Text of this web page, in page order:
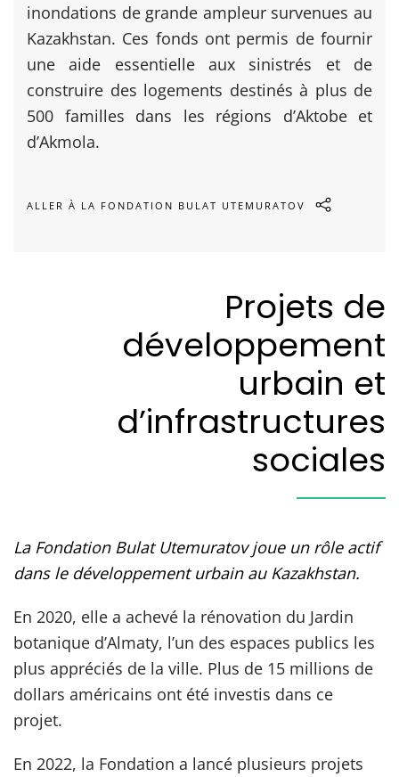
inondations de grande ampleur survenues au
Kazakhstan. Ces fonds ont permis de fournir
une aide essentielle aux sinistrés et de
construire des logements destinés à plus de
500 familles dans les régions d’Aktobe et
d’Akmola.
ALLER À LA FONDATION BULAT UTEMURATOV
Projets de
développement
urbain et
d’infrastructures
sociales
La Fondation Bulat Utemuratov joue un rôle actif
dans le développement urbain au Kazakhstan.
En 2020, elle a achevé la rénovation du Jardin
botanique d’Almaty, l’un des espaces publics les
plus appréciés de la ville. Plus de 15 millions de
dollars américains ont été investis dans ce
projet.
En 2022, la Fondation a lancé plusieurs projets